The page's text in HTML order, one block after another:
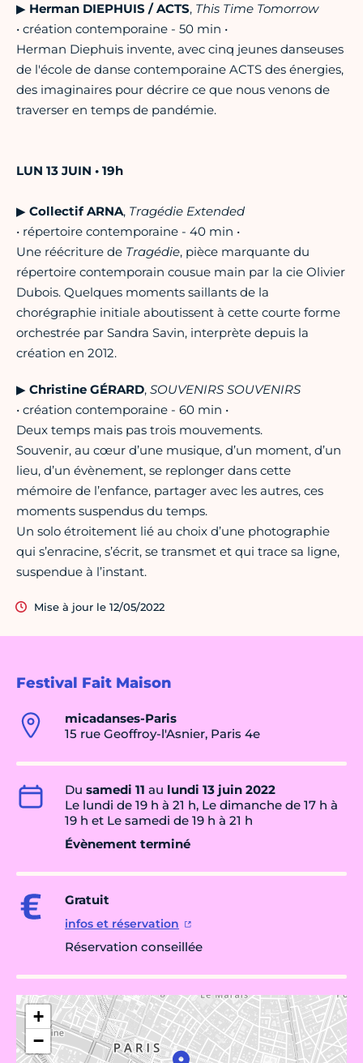
Festival Fait Maison
micadanses-Paris
15 rue Geoffroy-l'Asnier, Paris 4e
Du samedi 11 au lundi 13 juin 2022
Le lundi de 19 h à 21 h, Le dimanche de 17 h à
19 h et Le samedi de 19 h à 21 h
Évènement terminé
Gratuit
infos et réservation
Réservation conseillée
+
−
▶︎ Herman DIEPHUIS / ACTS, This Time Tomorrow
• création contemporaine - 50 min •
Herman Diephuis invente, avec cinq jeunes danseuses
de l'école de danse contemporaine ACTS des énergies,
des imaginaires pour décrire ce que nous venons de
traverser en temps de pandémie.
LUN 13 JUIN • 19h
▶︎ Collectif ARNA, Tragédie Extended
• répertoire contemporaine - 40 min •
Une réécriture de Tragédie, pièce marquante du
répertoire contemporain cousue main par la cie Olivier
Dubois. Quelques moments saillants de la
chorégraphie initiale aboutissent à cette courte forme
orchestrée par Sandra Savin, interprète depuis la
création en 2012.
▶︎ Christine GÉRARD, SOUVENIRS SOUVENIRS
• création contemporaine - 60 min •
Deux temps mais pas trois mouvements.
Souvenir, au cœur d’une musique, d’un moment, d’un
lieu, d’un évènement, se replonger dans cette
mémoire de l’enfance, partager avec les autres, ces
moments suspendus du temps.
Un solo étroitement lié au choix d’une photographie
qui s’enracine, s’écrit, se transmet et qui trace sa ligne,
suspendue à l’instant.
Mise à jour le 12/05/2022